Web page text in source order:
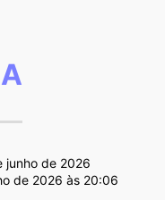
junho de 2026
de 2026 às 20:06